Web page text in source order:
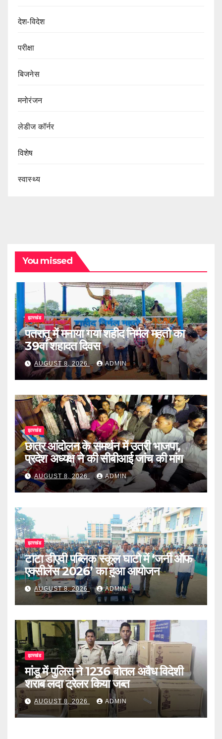
देश-विदेश
परीक्षा
बिजनेस
मनोरंजन
लेडीज कॉर्नर
विशेष
स्वास्थ्य
You missed
झारखंड
पतरातू में मनाया गया शहीद निर्मल महतो का
39वां शहादत दिवस
AUGUST 8, 2026 ADMIN
झारखंड
छात्र आंदोलन के समर्थन में उतरी भाजपा,
प्रदेश अध्यक्ष ने की सीबीआई जांच की मांग
AUGUST 8, 2026 ADMIN
झारखंड
टाटा डीएवी पब्लिक स्कूल घाटो में ‘जर्नी ऑफ
एक्सीलेंस 2026’ का हुआ आयोजन
AUGUST 8, 2026 ADMIN
झारखंड
मांडू में पुलिस ने 1236 बोतल अवैध विदेशी
शराब लदा ट्रेलर किया जब्त
AUGUST 8, 2026 ADMIN